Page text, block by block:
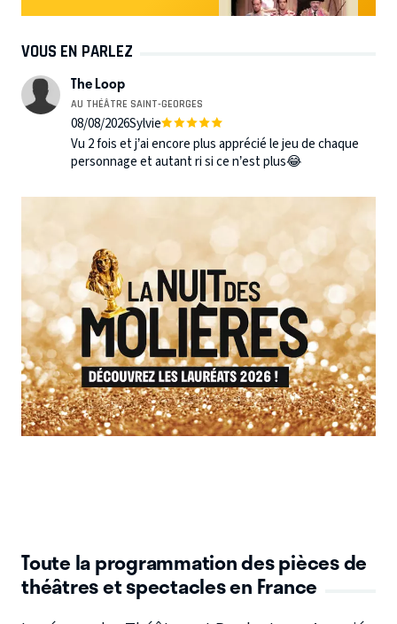
VOUS EN PARLEZ
The Loop
AU THÉÂTRE SAINT-GEORGES
08/08/2026Sylvie
Vu 2 fois et j’ai encore plus apprécié le jeu de chaque
personnage et autant ri si ce n’est plus😂
Toute la programmation des pièces de
théâtres et spectacles en France